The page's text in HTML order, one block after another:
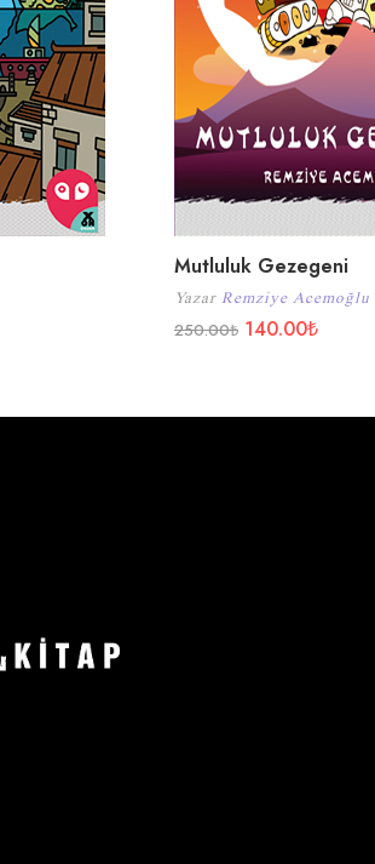
Mutluluk Gezegeni
Yazar Remziye Acemoğlu
250.00₺ 140.00₺